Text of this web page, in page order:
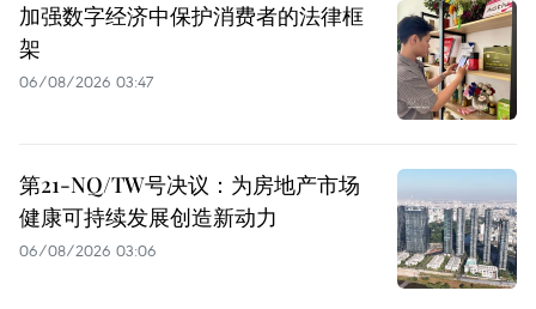
加强数字经济中保护消费者的法律框
架
06/08/2026 03:47
第21-NQ/TW号决议：为房地产市场
健康可持续发展创造新动力
06/08/2026 03:06